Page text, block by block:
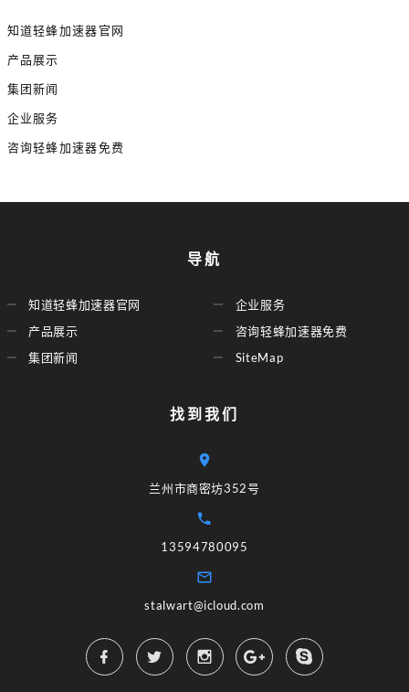
知道轻蜂加速器官网
产品展示
集团新闻
企业服务
咨询轻蜂加速器免费
导航
知道轻蜂加速器官网
产品展示
集团新闻
企业服务
咨询轻蜂加速器免费
SiteMap
找到我们
兰州市商密坊352号
13594780095
stalwart@icloud.com